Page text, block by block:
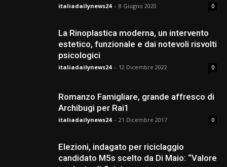
italiadailynews24 - 8 Giugno 2020 0
La Rinoplastica moderna, un intervento
estetico, funzionale e dai notevoli risvolti
psicologici
italiadailynews24 - 12 Dicembre 2022 0
Romanzo Famigliare, grande affresco di
Archibugi per Rai1
italiadailynews24 - 21 Dicembre 2017 0
Elezioni, indagato per riciclaggio
candidato M5s scelto da Di Maio: “Valore